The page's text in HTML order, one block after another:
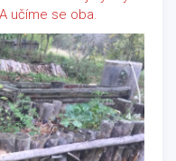
učíme se oba.